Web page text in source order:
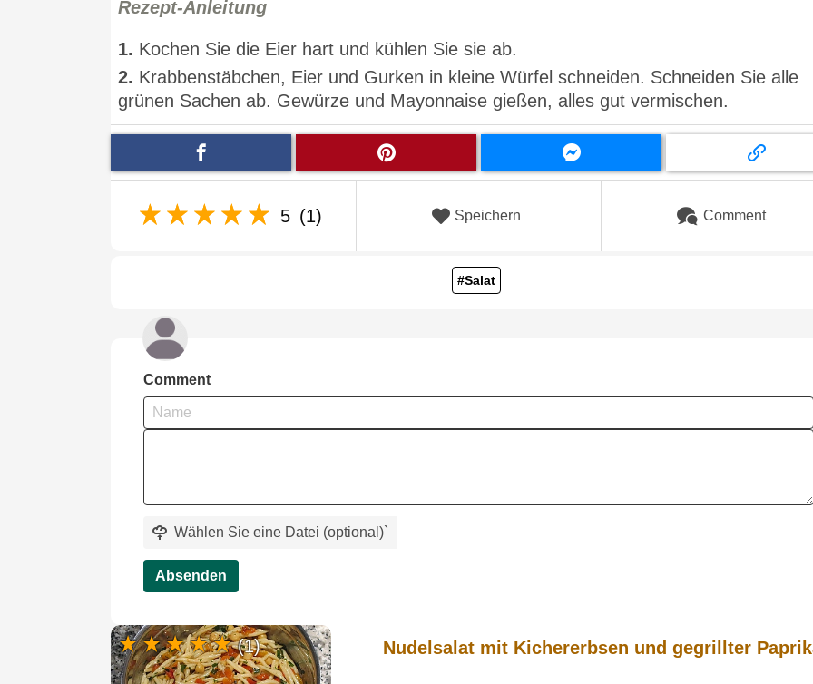
Rezept-Anleitung
1. Kochen Sie die Eier hart und kühlen Sie sie ab.
2. Krabbenstäbchen, Eier und Gurken in kleine Würfel schneiden. Schneiden Sie alle
grünen Sachen ab. Gewürze und Mayonnaise gießen, alles gut vermischen.
5 (1) Speichern Comment
#Salat
Comment
Wählen Sie eine Datei (optional)`
Absenden
Nudelsalat mit Kichererbsen und gegrillter
(1)